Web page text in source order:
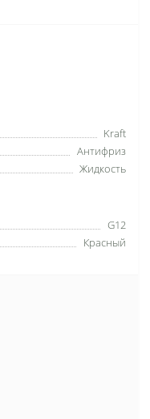
Kraft
Антифриз
Жидкость
G12
Красный